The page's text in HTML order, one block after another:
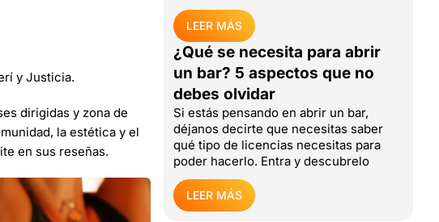
y Justicia.
dirigidas y zona de
la estética y el
en sus reseñas.
LEER MÁS
¿Qué se necesita para abrir
un bar? 5 aspectos que no
debes olvidar
Si estás pensando en abrir un bar,
déjanos decirte que necesitas saber
qué tipo de licencias necesitas para
poder hacerlo. Entra y descubrelo
LEER MÁS